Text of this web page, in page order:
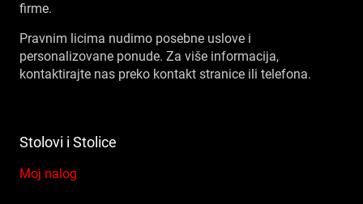
firme.
Pravnim licima nudimo posebne uslove i
personalizovane ponude. Za više informacija,
kontaktirajte nas preko kontakt stranice ili telefona.
Stolovi i Stolice
Moj nalog